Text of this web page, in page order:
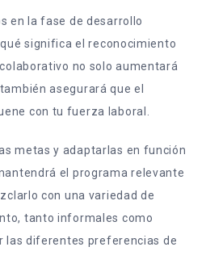
en la fase de desarrollo
significa el reconocimiento
no solo aumentará
asegurará que el
con tu fuerza laboral.
metas y adaptarlas en función
el programa relevante
con una variedad de
tanto informales como
las diferentes preferencias de